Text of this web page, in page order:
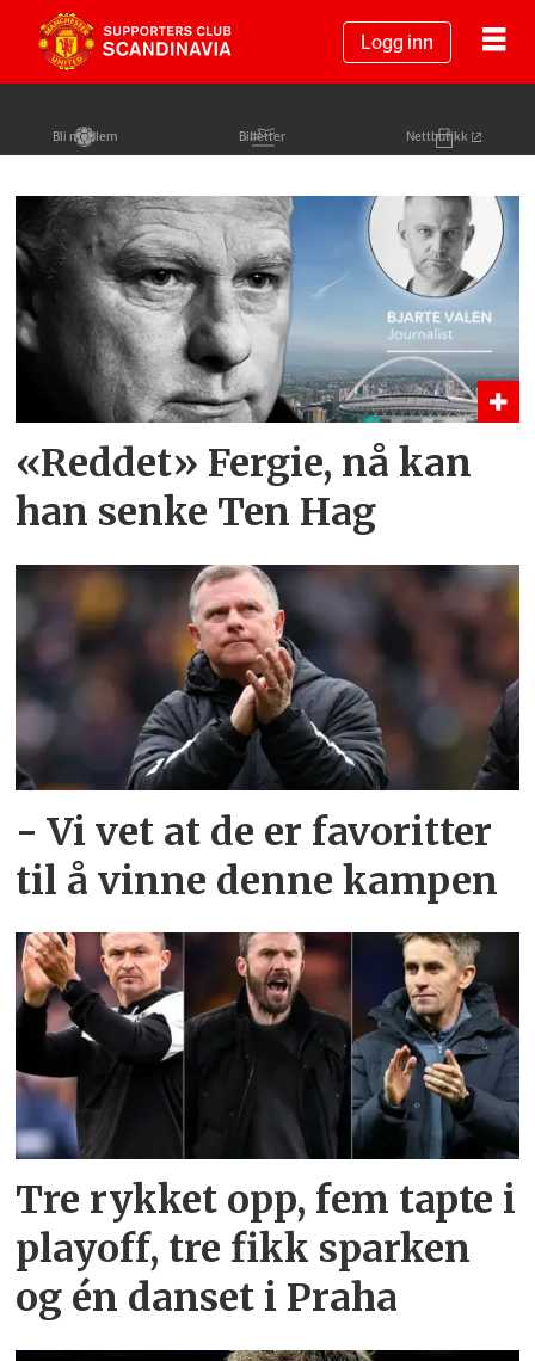
Logg inn
Bli medlem Billetter Nettbutikk
Tag:
mark
robins
«Reddet» Fergie, nå kan
han senke Ten Hag
- Vi vet at de er favoritter
til å vinne denne kampen
Tre rykket opp, fem tapte i
playoff, tre fikk sparken
og én danset i Praha